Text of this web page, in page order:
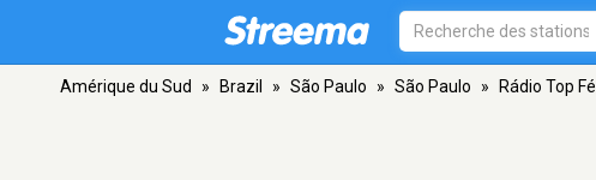
Amérique du Sud » Brazil » São Paulo » São Paulo » Rádio Top Fé